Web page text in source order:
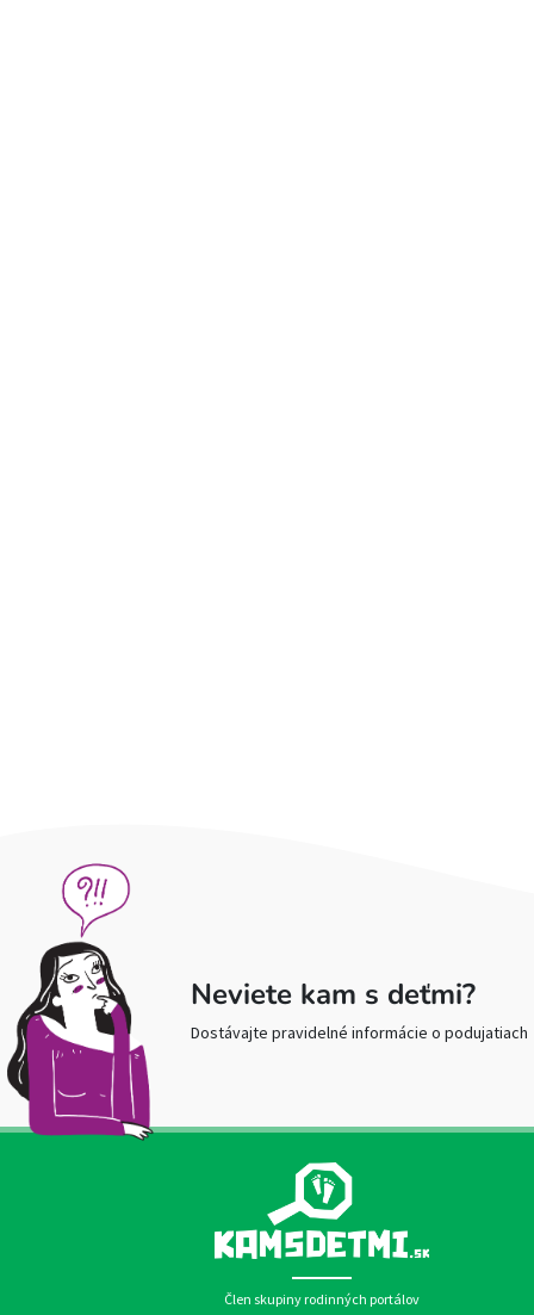
Neviete kam s deťmi?
Dostávajte pravidelné informácie o podujatiach
Člen skupiny rodinných portálov